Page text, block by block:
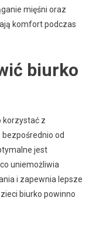
mięśni oraz
komfort podczas
biurko
korzystać z
bezpośrednio od
jest
uniemożliwia
i zapewnia lepsze
biurko powinno